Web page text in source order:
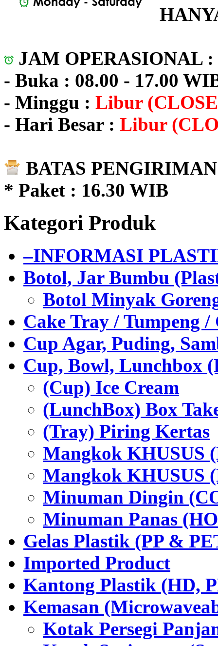
JAM OPERASIONAL :
- Buka : 08.00 - 17.00
- Minggu : Libur
- Hari Besar : Libur
BATAS
* Paket : 16.30 WIB
Kategori Produk
–INFORMASI
Botol, Jar Bumbu
Botol Minyak
Cake Tray / Tumpeng /
Cup Agar, Puding,
Cup, Bowl, Lunchbox
(Cup) Ice Cream
(LunchBox) Box
(Tray) Piring Kertas
Mangkok KHUSUS
Mangkok KHUSUS
Minuman Dingin
Minuman Panas
Gelas Plastik (PP &
Imported Product
Kantong Plastik (HD,
Kemasan
Kotak Persegi